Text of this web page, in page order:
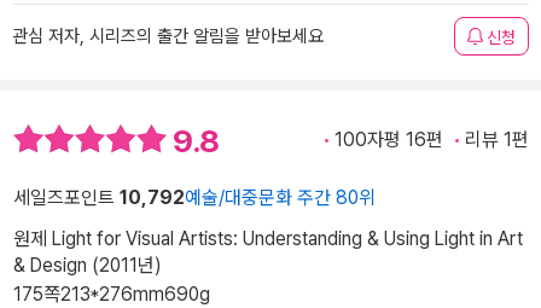
관심 저자, 시리즈의 출간 알림을 받아보세요 신청
9.8 100자평 16편 리뷰 1편
세일즈포인트 10,792예술/대중문화 주간 80위
원제 Light for Visual Artists: Understanding & Using Light in Art
& Design (2011년)
175쪽213*276mm690g